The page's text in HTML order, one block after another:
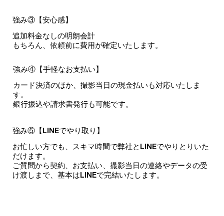
追加料金なしの明朗会計
もちろん、依頼前に費用が確定いたします。
強み③【安心感】
カード決済のほか、撮影当日の現金払いも対応いたしま
す。
​銀行振込や請求書発行も可能です。
強み④【手軽なお支払い】
お忙しい方でも、スキマ時間で弊社とLINEでやりとりいた
だけます。
ご質問から契約、お支払い、撮影当日の連絡やデータの受
け渡しまで、基本はLINEで完結いたします。
強み⑤【LINEでやり取り】